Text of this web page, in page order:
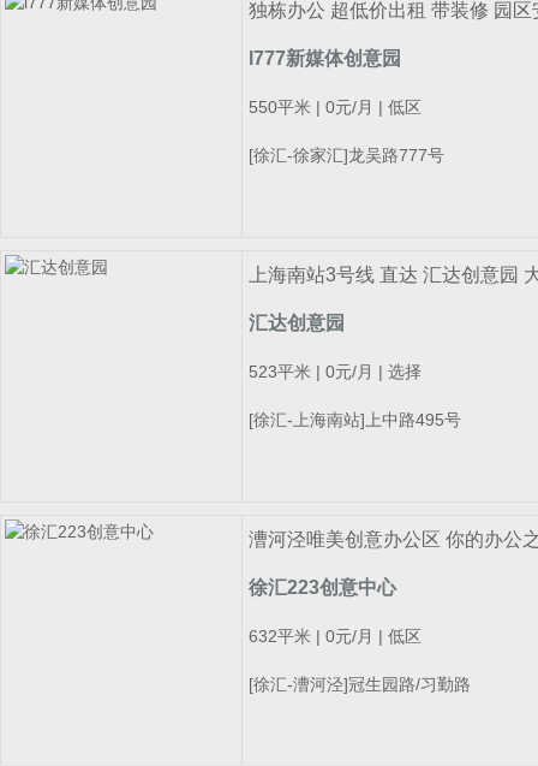
独栋办公 超低价出租 带装修 园
l777新媒体创意园
550平米 | 0元/月 | 低区
[徐汇-徐家汇]龙吴路777号
上海南站3号线 直达 汇达创意园
汇达创意园
523平米 | 0元/月 | 选择
[徐汇-上海南站]上中路495号
漕河泾唯美创意办公区 你的办公
徐汇223创意中心
632平米 | 0元/月 | 低区
[徐汇-漕河泾]冠生园路/习勤路